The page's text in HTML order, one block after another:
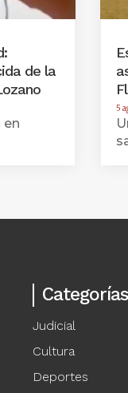
de la
en
5
Categorías
Judicial
Cultura
Deportes